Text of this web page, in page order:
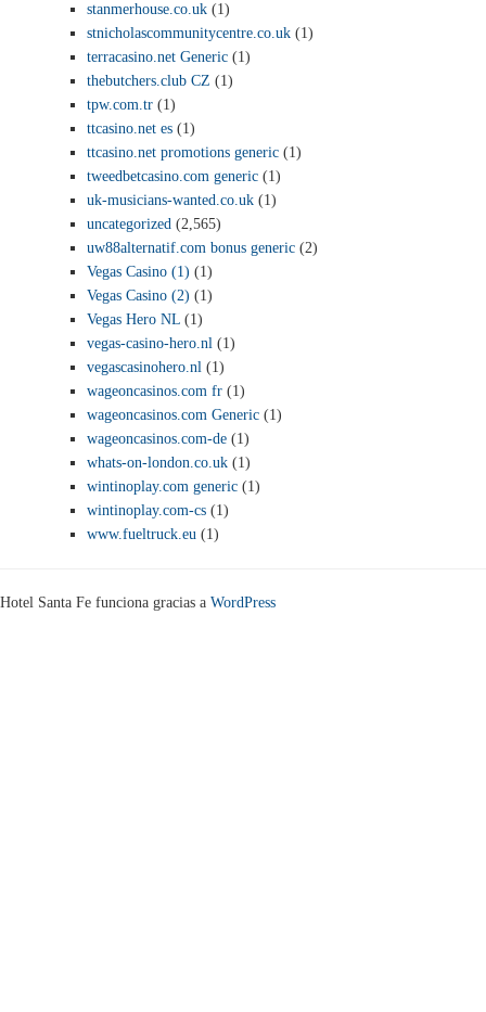
stanmerhouse.co.uk (1)
stnicholascommunitycentre.co.uk (1)
terracasino.net Generic (1)
thebutchers.club CZ (1)
tpw.com.tr (1)
ttcasino.net es (1)
ttcasino.net promotions generic (1)
tweedbetcasino.com generic (1)
uk-musicians-wanted.co.uk (1)
uncategorized (2,565)
uw88alternatif.com bonus generic (2)
Vegas Casino (1) (1)
Vegas Casino (2) (1)
Vegas Hero NL (1)
vegas-casino-hero.nl (1)
vegascasinohero.nl (1)
wageoncasinos.com fr (1)
wageoncasinos.com Generic (1)
wageoncasinos.com-de (1)
whats-on-london.co.uk (1)
wintinoplay.com generic (1)
wintinoplay.com-cs (1)
www.fueltruck.eu (1)
Hotel Santa Fe funciona gracias a WordPress